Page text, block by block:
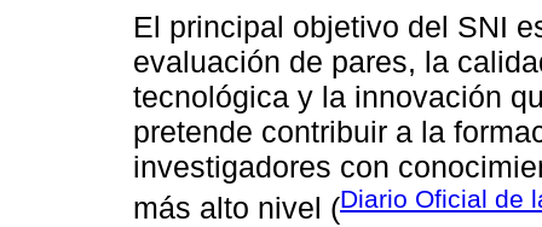
El principal objetivo del SNI
evaluación de pares, la
tecnológica y la innovación
pretende contribuir a la
investigadores con
más alto nivel (Diario Oficial de